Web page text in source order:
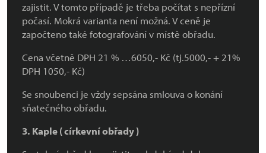
zajistit. V tomto případě je třeba počítat s nepřízní
počasí. Mokrá varianta není možná. V ceně je
započteno také fotografování v místě obřadu.
Cena včetně DPH 21 % …6050,- Kč (tj.5000,- + 21%
DPH 1050,- Kč)
Se snoubenci je vždy sepsána smlouva o konání
sňatečného obřadu.
3. Kaple ( církevní obřady )